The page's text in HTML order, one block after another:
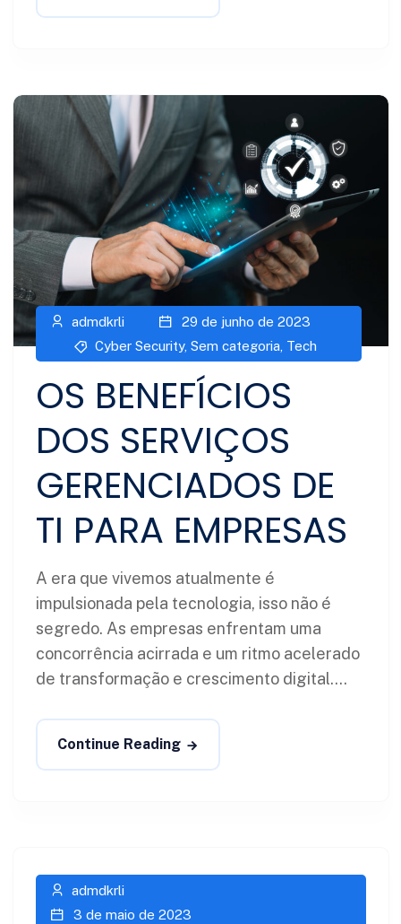
admdkrli
29 de junho de 2023
Cyber Security, Sem categoria Tech
OS BENEFÍCIOS
DOS SERVIÇOS
GERENCIADOS DE
TI PARA EMPRESAS
A era que vivemos atualmente é
impulsionada pela tecnologia, isso não é
segredo. As empresas enfrentam uma
concorrência acirrada e um ritmo acelerado
de transformação e crescimento digital....
Continue Reading
admdkrli
3 de maio de 2023